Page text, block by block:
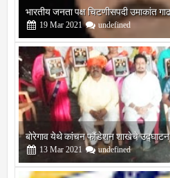
बोरेगाव येथे कांचन फौंडेशन शाखेचे उद्घाटन
13 Mar 2021 undefined